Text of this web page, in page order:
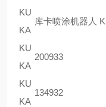
KU
KA
库卡喷涂机器人
KU
KA
200933
KU
KA
134932